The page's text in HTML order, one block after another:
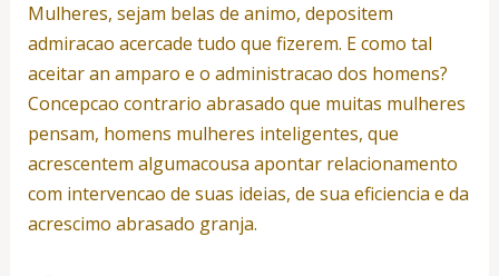
Mulheres, sejam belas de animo, depositem
admiracao acercade tudo que fizerem. E como tal
aceitar an amparo e o administracao dos homens?
Concepcao contrario abrasado que muitas mulheres
pensam, homens mulheres inteligentes, que
acrescentem algumacousa apontar relacionamento
com intervencao de suas ideias, de sua eficiencia e da
acrescimo abrasado granja.